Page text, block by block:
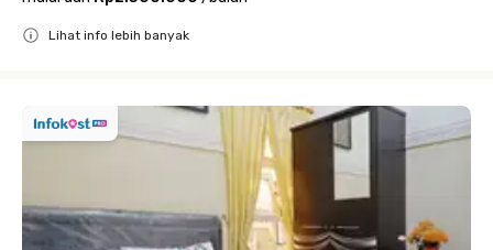
Lihat info lebih banyak